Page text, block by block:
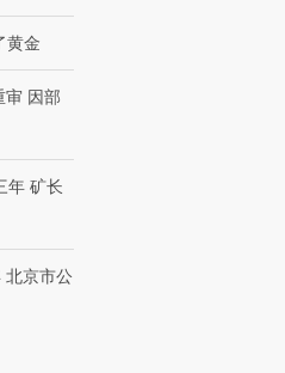
黄金
审 因部
年 矿长
北京市公